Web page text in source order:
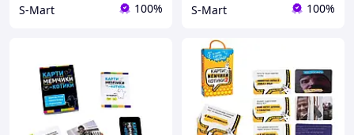
S-Mart 100% S-Mart 100%